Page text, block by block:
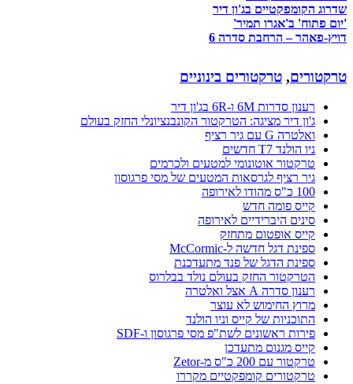
שדרוג הקומפקטיים בג'ון דיר
'יום פתוח' ב'אגרו תמיר'
דויץ-פאהר – הרחבת סדרה 6
טרקטורים, טרקטורים בינוניים
רענון סדרות 6M ו-6R בג'ון דיר
ג'ון דיר מציגה: הטרקטור הקונבנציונלי החזק בעולם
ואלטרה G עם גיר רציף
ניו הולנד T7 חדשים
טרקטור אוטונומי למטעים ולכרמים
גיר רציף לגרסאות המטעים של מסי פרגוסון
100 כ"ס מהודו לאירופה
קייס פומה חדש
סינים היברידיים לאירופה
קייס אופטום מתחזק
ספינת דגל חדשה ל-McCormic
ספינת הדגל של פנד מתעדכנת
הטרקטור החזק בעולם נולד בבלרוס
רענון סדרה A אצל ואלטרה
מרוץ החימוש לא עוצר
התוכניות של קייס וניו הולנד
פירות ראשונים לשת"פ מסי פרגוסון ו-SDF
קייס מגנום מתעדכן
טרקטור עם 200 כ"ס מ-Zetor
טרקטורים קומפקטיים מקררו